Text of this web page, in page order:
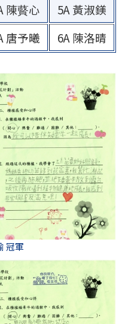
陳藖心
5A 黃淑鎂
唐予曦 6A 陳洛晴
冠軍